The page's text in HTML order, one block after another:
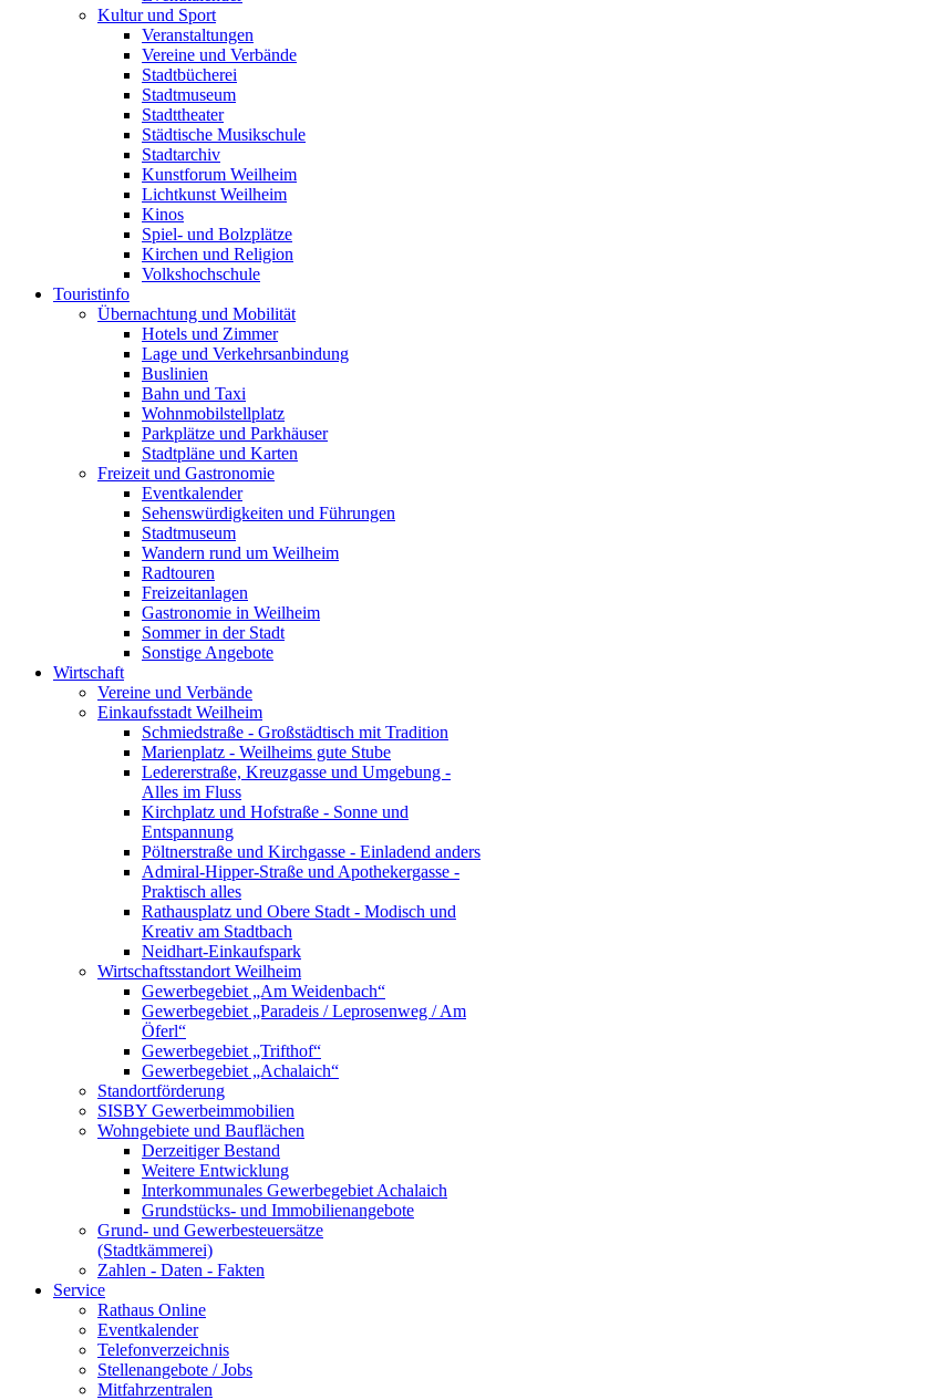
Kultur und Sport
Veranstaltungen
Vereine und Verbände
Stadtbücherei
Stadtmuseum
Stadttheater
Städtische Musikschule
Stadtarchiv
Kunstforum Weilheim
Lichtkunst Weilheim
Kinos
Spiel- und Bolzplätze
Kirchen und Religion
Volkshochschule
Touristinfo
Übernachtung und Mobilität
Hotels und Zimmer
Lage und Verkehrsanbindung
Buslinien
Bahn und Taxi
Wohnmobilstellplatz
Parkplätze und Parkhäuser
Stadtpläne und Karten
Freizeit und Gastronomie
Eventkalender
Sehenswürdigkeiten und Führungen
Stadtmuseum
Wandern rund um Weilheim
Radtouren
Freizeitanlagen
Gastronomie in Weilheim
Sommer in der Stadt
Sonstige Angebote
Wirtschaft
Vereine und Verbände
Einkaufsstadt Weilheim
Schmiedstraße - Großstädtisch mit Tradition
Marienplatz - Weilheims gute Stube
Ledererstraße, Kreuzgasse und Umgebung -
Alles im Fluss
Kirchplatz und Hofstraße - Sonne und
Entspannung
Pöltnerstraße und Kirchgasse - Einladend anders
Admiral-Hipper-Straße und Apothekergasse -
Praktisch alles
Rathausplatz und Obere Stadt - Modisch und
Kreativ am Stadtbach
Neidhart-Einkaufspark
Wirtschaftsstandort Weilheim
Gewerbegebiet „Am Weidenbach“
Gewerbegebiet „Paradeis / Leprosenweg / Am
Öferl“
Gewerbegebiet „Trifthof“
Gewerbegebiet „Achalaich“
Standortförderung
SISBY Gewerbeimmobilien
Wohngebiete und Bauflächen
Derzeitiger Bestand
Weitere Entwicklung
Interkommunales Gewerbegebiet Achalaich
Grundstücks- und Immobilienangebote
Grund- und Gewerbesteuersätze
(Stadtkämmerei)
Zahlen - Daten - Fakten
Service
Rathaus Online
Eventkalender
Telefonverzeichnis
Stellenangebote / Jobs
Mitfahrzentralen